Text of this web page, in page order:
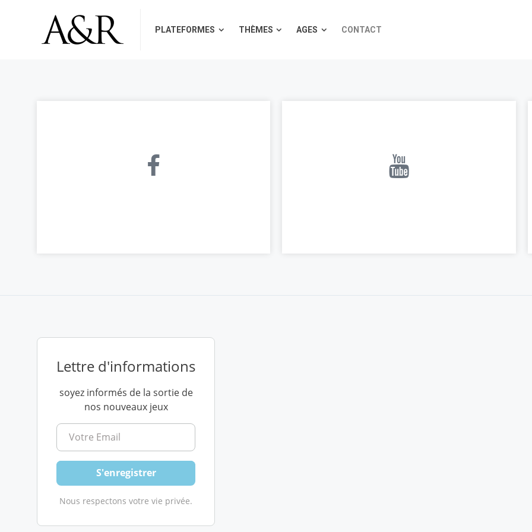
PLATEFORMES THÈMES AGES CONTACT
Lettre d'informations
soyez informés de la sortie de
nos nouveaux jeux
Nous respectons votre vie privée.